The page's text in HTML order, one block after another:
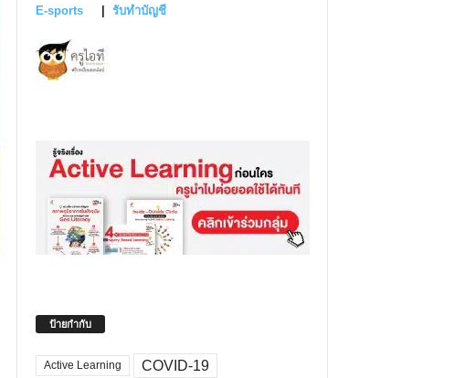
E-sports รับทำบัญชี
ป้ายกำกับ
Active Learning
COVID-19